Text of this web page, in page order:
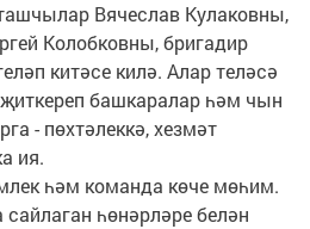
Вячеслав Кулаковны,
Колобковны, бригадир
китәсе килә. Алар теләсә
башкаралар һәм чын
- пөхтәлеккә, хезмәт
ия.
һәм команда көче мөһим.
сайлаган һөнәрләре белән